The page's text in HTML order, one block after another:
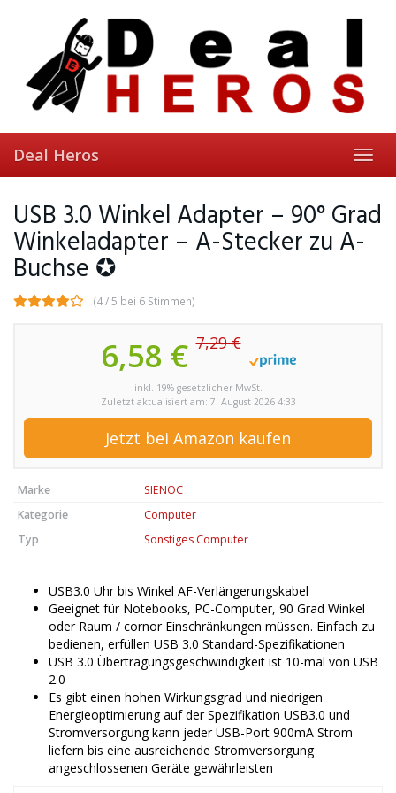
Deal Heros
USB 3.0 Winkel Adapter – 90° Grad
Winkeladapter – A-Stecker zu A-
Buchse ✪
(4 / 5 bei 6 Stimmen)
6,58 €7,29 €
inkl. 19% gesetzlicher MwSt.
Zuletzt aktualisiert am: 7. August 2026 4:33
Jetzt bei Amazon kaufen
Marke
SIENOC
Kategorie
Computer
Typ
Sonstiges Computer
USB3.0 Uhr bis Winkel AF-Verlängerungskabel
Geeignet für Notebooks, PC-Computer, 90 Grad Winkel
oder Raum / cornor Einschränkungen müssen. Einfach zu
bedienen, erfüllen USB 3.0 Standard-Spezifikationen
USB 3.0 Übertragungsgeschwindigkeit ist 10-mal von USB
2.0
Es gibt einen hohen Wirkungsgrad und niedrigen
Energieoptimierung auf der Spezifikation USB3.0 und
Stromversorgung kann jeder USB-Port 900mA Strom
liefern bis eine ausreichende Stromversorgung
angeschlossenen Geräte gewährleisten